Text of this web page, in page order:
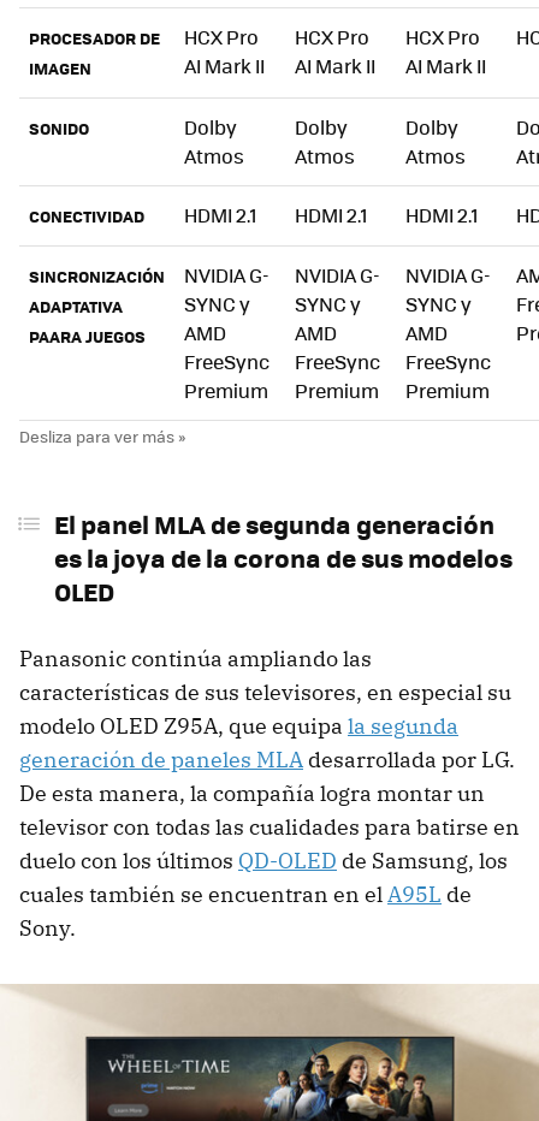
PROCESADOR DE
IMAGEN
HCX Pro
AI Mark II
HCX Pro
AI Mark II
HCX Pro
AI Mark II
SONIDO
Dolby
Atmos
Dolby
Atmos
Dolby
Atmos
CONECTIVIDAD HDMI 2.1 HDMI 2.1 HDMI 2.1
SINCRONIZACIÓN
ADAPTATIVA
PAARA JUEGOS
NVIDIA G-
SYNC y
AMD
FreeSync
Premium
NVIDIA G-
SYNC y
AMD
FreeSync
Premium
NVIDIA G-
SYNC y
AMD
FreeSync
Premium
El panel MLA de segunda generación
es la joya de la corona de sus modelos
OLED
Panasonic continúa ampliando las
características de sus televisores, en especial su
modelo OLED Z95A, que equipa la segunda
generación de paneles MLA desarrollada por LG.
De esta manera, la compañía logra montar un
televisor con todas las cualidades para batirse en
duelo con los últimos QD-OLED de Samsung, los
cuales también se encuentran en elA95L de
Sony.